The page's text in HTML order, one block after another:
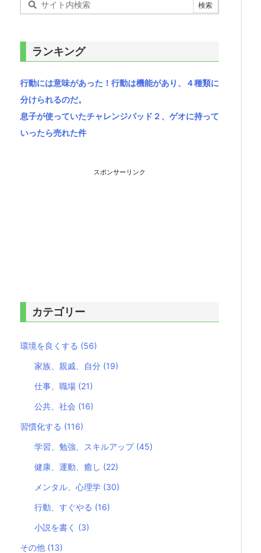
ランキング
行動には意味があった！行動は機能があり、４種類に
分けられるのだ。
息子が使っていたチャレンジパッド２、ゲオに持って
いったら売れた件
スポンサーリンク
カテゴリー
環境を良くする (56)
家族、親戚、自分 (19)
仕事、職場 (21)
公共、社会 (16)
習慣化する (116)
学習、勉強、スキルアップ (45)
健康、運動、癒し (22)
メンタル、心理学 (30)
行動、すぐやる (16)
小説を書く (3)
その他 (13)